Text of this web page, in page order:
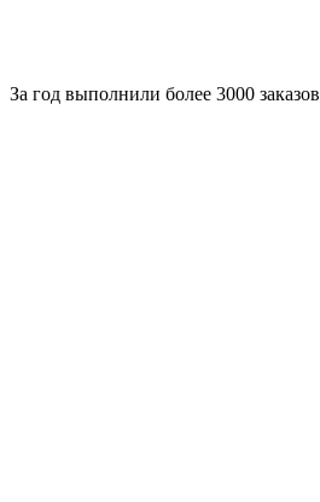
За год выполнили более 3000 заказов